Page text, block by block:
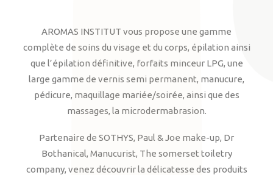
AROMAS INSTITUT vous propose une gamme
complète de soins du visage et du corps, épilation ainsi
que l’épilation définitive, forfaits minceur LPG, une
large gamme de vernis semi permanent, manucure,
pédicure, maquillage mariée/soirée, ainsi que des
massages, la microdermabrasion.
Partenaire de SOTHYS, Paul & Joe make-up, Dr
Bothanical, Manucurist, The somerset toiletry
company, venez découvrir la délicatesse des produits